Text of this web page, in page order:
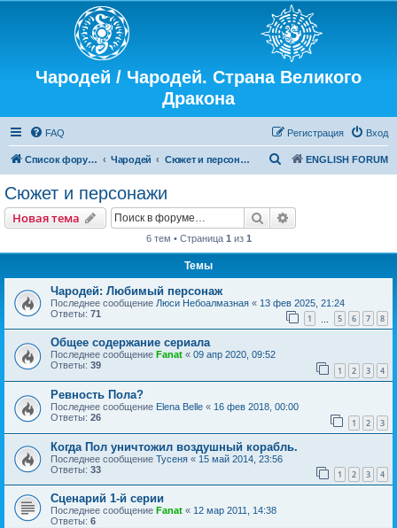
Чародей / Чародей. Страна Великого
Дракона
FAQ Вход
Регистрация
Список форумов Чародей Сюжет и персонажи ENGLISH FORUM
с
Сюжет и персонажи
Новая тема Поиск
6 тем • Страница 1 из 1
Темы
Чародей: Любимый персонаж
Последнее сообщение Люси Небоалмазная « 13 фев 2025, 21:24
Ответы: 71 1 5 6 7 8
Общее содержание сериала
Последнее сообщение Fanat « 09 апр 2020, 09:52
Ответы: 39 1 2 3 4
Ревность Пола?
Последнее сообщение Elena Belle « 16 фев 2018, 00:00
Ответы: 26 1 2 3
Когда Пол уничтожил воздушный корабль.
Последнее сообщение Тусеня « 15 май 2014, 23:56
Ответы: 33 1 2 3 4
Сценарий 1-й серии
Последнее сообщение Fanat « 12 мар 2011, 14:38
Ответы: 6